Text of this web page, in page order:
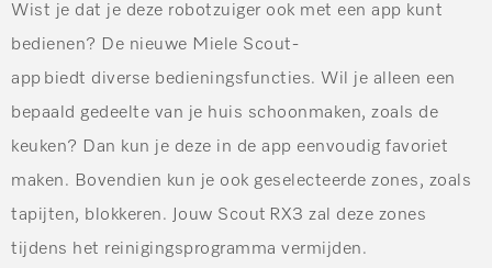
Wist je dat je deze robotzuiger ook met een app kunt
bedienen? De nieuwe Miele Scout-
app biedt diverse bedieningsfuncties. Wil je alleen een
bepaald gedeelte van je huis schoonmaken, zoals de
keuken? Dan kun je deze in de app eenvoudig favoriet
maken. Bovendien kun je ook geselecteerde zones, zoals
tapijten, blokkeren. Jouw Scout RX3 zal deze zones
tijdens het reinigingsprogramma vermijden.